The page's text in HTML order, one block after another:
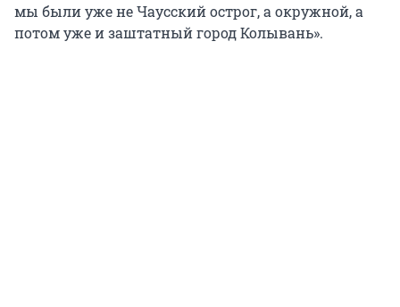
мы были уже не Чаусский острог, а окружной, а
потом уже и заштатный город Колывань».